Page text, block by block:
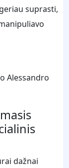
suprasti,
Alessandro
dažnai